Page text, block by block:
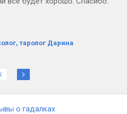
таролог Дарина
о гадалках